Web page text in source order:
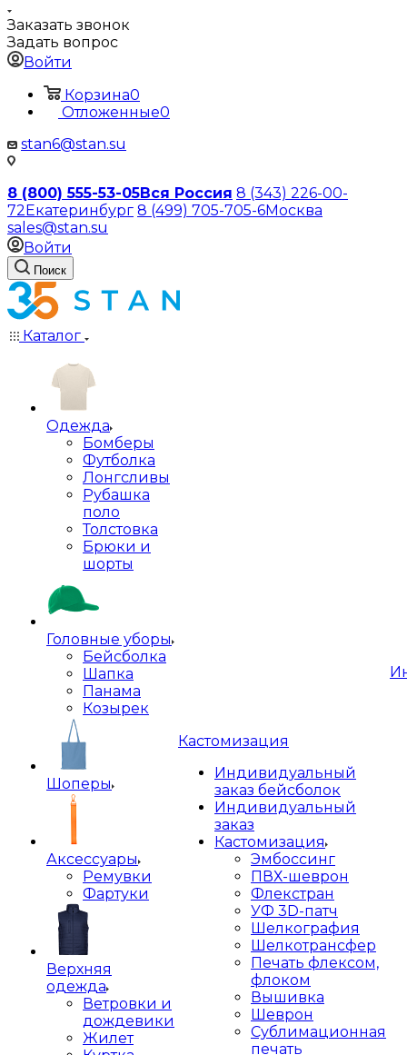
Заказать звонок
Задать вопрос
Войти
Корзина0
Отложенные0
stan6@stan.su
8 (800) 555-53-05Вся Россия 8 (343) 226-00-
72Екатеринбург 8 (499) 705-705-6Москва
sales@stan.su
Войти
Поиск
Каталог
Одежда
Бомберы
Футболка
Лонгсливы
Рубашка
поло
Толстовка
Брюки и
шорты
Головные уборы
Бейсболка
Шапка
Панама
Козырек
Шоперы
Аксессуары
Ремувки
Фартуки
Верхняя
одежда
Ветровки и
дождевики
Жилет
Кастомизация
Индивидуальный
заказ бейсболок
Индивидуальный
заказ
Кастомизация
Эмбоссинг
ПВХ-шеврон
Флекстран
УФ 3D-патч
Шелкография
Шелкотрансфер
Печать флексом,
флоком
Вышивка
Шеврон
Сублимационная
печать